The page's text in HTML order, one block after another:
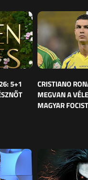
5+1
CRISTIANO
MEGVAN A
MAGYAR